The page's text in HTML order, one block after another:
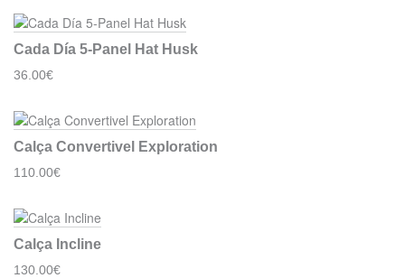
Cada Día 5-Panel Hat Husk
36.00€
Calça Convertivel Exploration
110.00€
Calça Incline
130.00€